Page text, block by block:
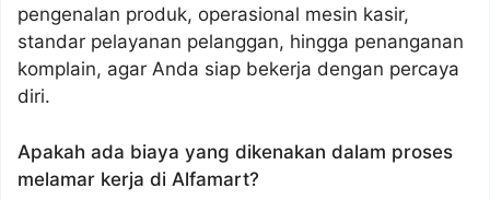
pengenalan produk, operasional mesin kasir,
standar pelayanan pelanggan, hingga penanganan
komplain, agar Anda siap bekerja dengan percaya
diri.
Apakah ada biaya yang dikenakan dalam proses
melamar kerja di Alfamart?